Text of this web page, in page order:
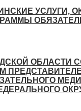
УСЛУГИ,
ОБЛАСТИ